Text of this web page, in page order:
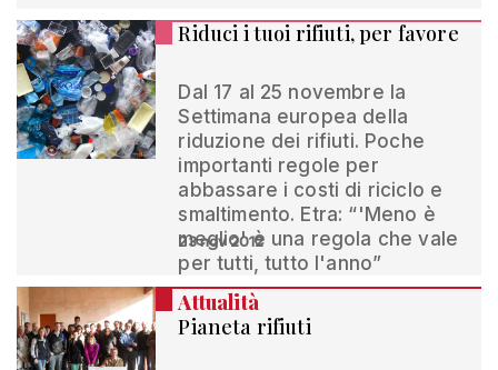
Riduci i tuoi rifiuti, per favore
Dal 17 al 25 novembre la
Settimana europea della
riduzione dei rifiuti. Poche
importanti regole per
abbassare i costi di riciclo e
smaltimento. Etra: “'Meno è
meglio' è una regola che vale
per tutti, tutto l'anno”
23 nov 2012
Attualità
Pianeta rifiuti